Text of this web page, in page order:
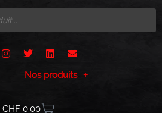
Nos produits
CHF0.00